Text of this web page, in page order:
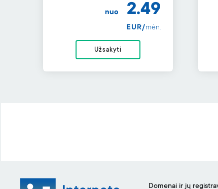
nuo 2.49
EUR/mėn.
Užsakyti
Domenai ir jų